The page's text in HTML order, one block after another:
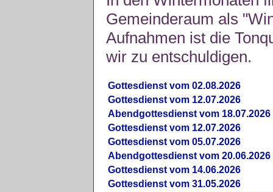
Gemeinderaum als
Aufnahmen ist die
wir zu entschuldigen.
Gottesdienst vom 02.08.2026
Gottesdienst vom 12.07.2026
Abendgottesdienst vom 18.07.2026
Gottesdienst vom 12.07.2026
Gottesdienst vom 05.07.2026
Abendgottesdienst vom 20.06.2026
Gottesdienst vom 14.06.2026
Gottesdienst vom 31.05.2026